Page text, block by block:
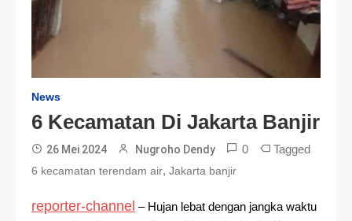
News
6 Kecamatan Di Jakarta Banjir
26 Mei 2024 Nugroho Dendy 0 Tagged
6 kecamatan terendam air, Jakarta banjir
reporter-channel – Hujan lebat dengan jangka waktu